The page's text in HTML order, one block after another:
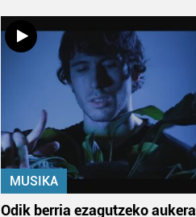
MUSIKA
Odik berria ezagutzeko aukera